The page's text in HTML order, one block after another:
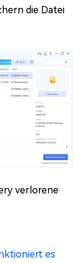
die Datei
verlorene
es